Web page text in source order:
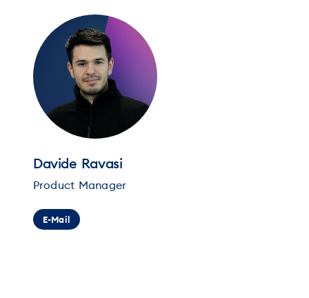
Davide Ravasi
Product Manager
E-Mail